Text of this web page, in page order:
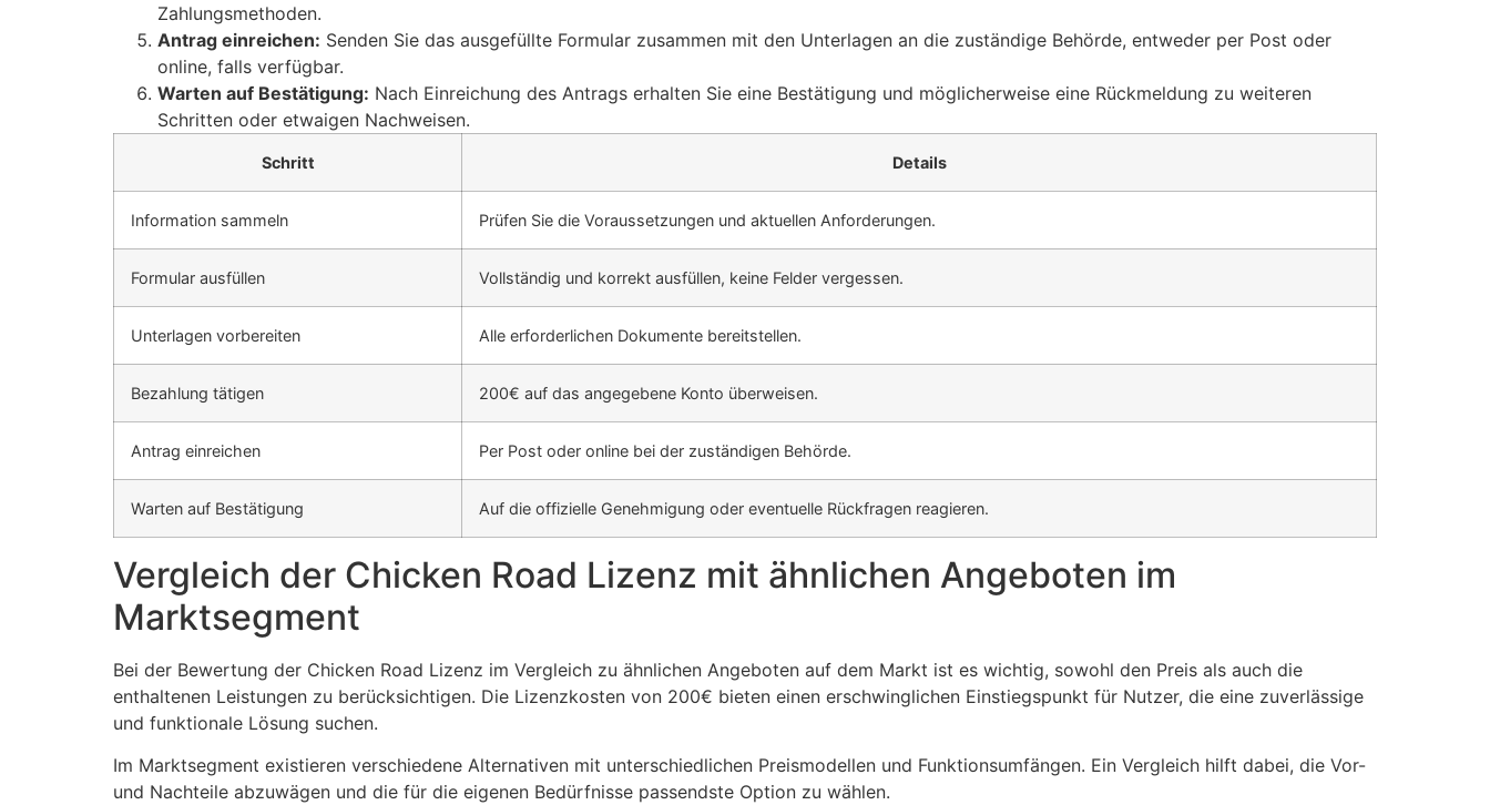
Zahlungsmethoden.
Antrag einreichen: Senden Sie das ausgefüllte Formular zusammen mit den Unterlagen an die zuständige Behörde, entweder per Post oder
online, falls verfügbar.
Warten auf Bestätigung: Nach Einreichung des Antrags erhalten Sie eine Bestätigung und möglicherweise eine Rückmeldung zu weiteren
Schritten oder etwaigen Nachweisen.
Schritt Details
Information sammeln Prüfen Sie die Voraussetzungen und aktuellen Anforderungen.
Formular ausfüllen Vollständig und korrekt ausfüllen, keine Felder vergessen.
Unterlagen vorbereiten Alle erforderlichen Dokumente bereitstellen.
Bezahlung tätigen 200€ auf das angegebene Konto überweisen.
Antrag einreichen Per Post oder online bei der zuständigen Behörde.
Warten auf Bestätigung Auf die offizielle Genehmigung oder eventuelle Rückfragen reagieren.
Vergleich der Chicken Road Lizenz mit ähnlichen Angeboten im
Marktsegment
Bei der Bewertung der Chicken Road Lizenz im Vergleich zu ähnlichen Angeboten auf dem Markt ist es wichtig, sowohl den Preis als auch die
enthaltenen Leistungen zu berücksichtigen. Die Lizenzkosten von 200€ bieten einen erschwinglichen Einstiegspunkt für Nutzer, die eine zuverlässige
und funktionale Lösung suchen.
Im Marktsegment existieren verschiedene Alternativen mit unterschiedlichen Preismodellen und Funktionsumfängen. Ein Vergleich hilft dabei, die Vor-
und Nachteile abzuwägen und die für die eigenen Bedürfnisse passendste Option zu wählen.